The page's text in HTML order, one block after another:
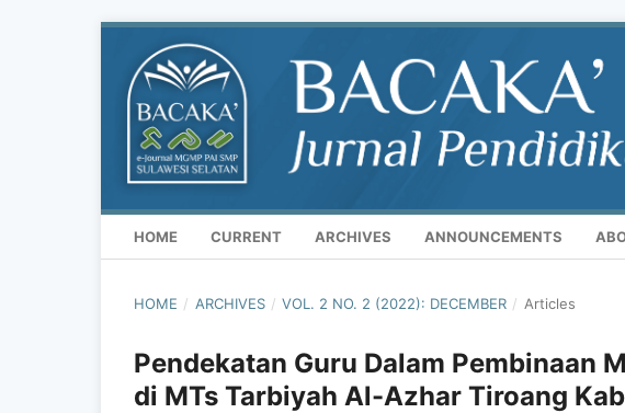
HOME CURRENT ARCHIVES ANNOUNCEMENTS
HOME / ARCHIVES / VOL. 2 NO. 2 (2022): DECEMBER / Articles
Pendekatan Guru Dalam Pembinaan
di MTs Tarbiyah Al-Azhar Tiroang